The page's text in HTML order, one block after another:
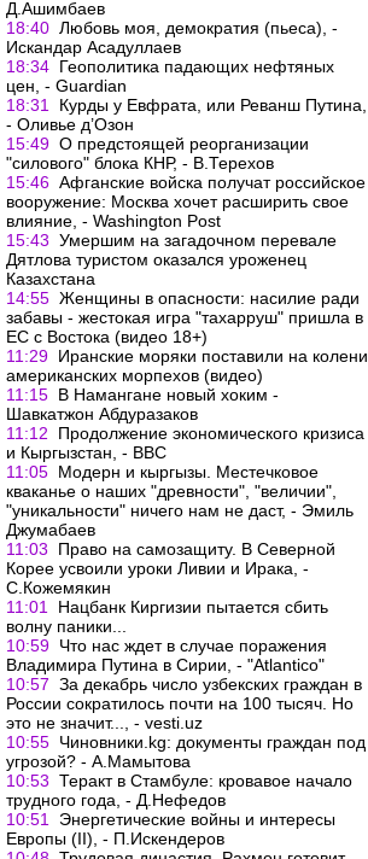
Д.Ашимбаев
18:40 Любовь моя, демократия (пьеса), -
Искандар Асадуллаев
18:34 Геополитика падающих нефтяных
цен, - Guardian
18:31
Курды у Евфрата, или Реванш Путина,
- Оливье д’Озон
15:49 О предстоящей реорганизации
"силового" блока КНР, - В.Терехов
15:46 Афганские войска получат российское
вооружение: Москва хочет расширить свое
влияние, - Washington Post
15:43 Умершим на загадочном перевале
Дятлова туристом оказался уроженец
Казахстана
14:55 Женщины в опасности: насилие ради
забавы - жестокая игра "тахарруш" пришла в
ЕС с Востока (видео 18+)
11:29 Иранские моряки поставили на колени
американских морпехов (видео)
11:15 В Намангане новый хоким -
Шавкатжон Абдуразаков
11:12
Продолжение экономического кризиса
и Кыргызстан, - ВВС
11:05 Модерн и кыргызы. Местечковое
кваканье о наших "древности", "величии",
"уникальности" ничего нам не даст, - Эмиль
Джумабаев
11:03
Право на самозащиту. В Северной
Корее усвоили уроки Ливии и Ирака, -
С.Кожемякин
11:01
Нацбанк Киргизии пытается сбить
волну паники...
10:59 Что нас ждет в случае поражения
Владимира Путина в Сирии, - "Atlantico"
10:57 За декабрь число узбекских граждан в
России сократилось почти на 100 тысяч. Но
это не значит..., - vesti.uz
10:55 Чиновники.kg: документы граждан под
угрозой? - А.Мамытова
10:53 Теракт в Стамбуле: кровавое начало
трудного года, - Д.Нефедов
10:51
Энергетические войны и интересы
Европы (II), - П.Искендеров